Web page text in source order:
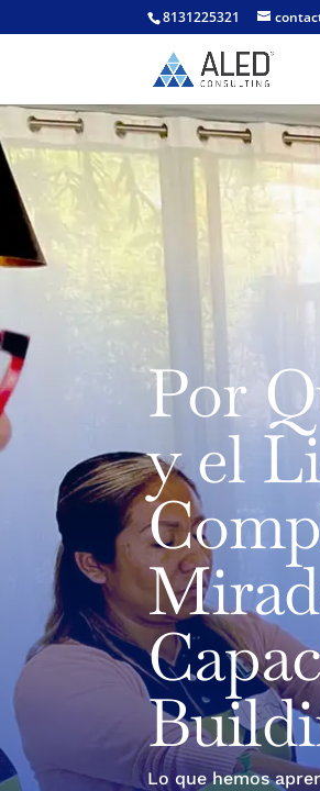
8131225321
Por
y el
Lo que hemos